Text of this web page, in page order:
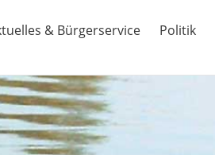
& Bürgerservice Politik